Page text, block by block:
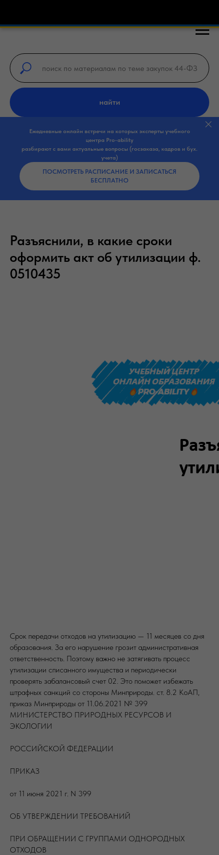
найти
Ежедневные онлайн встречи на которых эксперты учебного
центра Pro-ability
разбирают с вами актуальные вопросы (госзаказа, кадров и бух.
учета)
ПОСМОТРЕТЬ РАСПИСАНИЕ И ЗАПИСАТЬСЯ
БЕСПЛАТНО
Разъяснили, в какие сроки
оформить акт об утилизации ф.
0510435
Срок передачи отходов на утилизацию — 11 месяцев со дня
образования. За его нарушение грозит административная
ответственность. Поэтому важно не затягивать процесс
утилизации списанного имущества и периодически
проверять забалансовый счет 02. Это поможет избежать
штрафных санкций со стороны Минприроды. ст. 8.2 КоАП,
приказ Минприроды от 11.06.2021 № 399
МИНИСТЕРСТВО ПРИРОДНЫХ РЕСУРСОВ И
ЭКОЛОГИИ
РОССИЙСКОЙ ФЕДЕРАЦИИ
ПРИКАЗ
от 11 июня 2021 г. N 399
ОБ УТВЕРЖДЕНИИ ТРЕБОВАНИЙ
ПРИ ОБРАЩЕНИИ С ГРУППАМИ ОДНОРОДНЫХ
ОТХОДОВ